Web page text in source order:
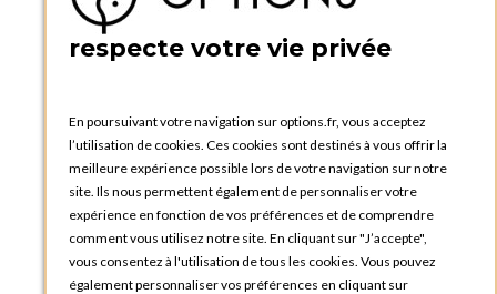
PRATIQUE
Catalogues et bons de commande
Tutoriels
OPTIONS LUXEMBOURG
respecte votre vie privée
En poursuivant votre navigation sur options.fr, vous acceptez
l’utilisation de cookies. Ces cookies sont destinés à vous offrir la
meilleure expérience possible lors de votre navigation sur notre
site. Ils nous permettent également de personnaliser votre
expérience en fonction de vos préférences et de comprendre
comment vous utilisez notre site. En cliquant sur "J’accepte",
vous consentez à l'utilisation de tous les cookies. Vous pouvez
également personnaliser vos préférences en cliquant sur